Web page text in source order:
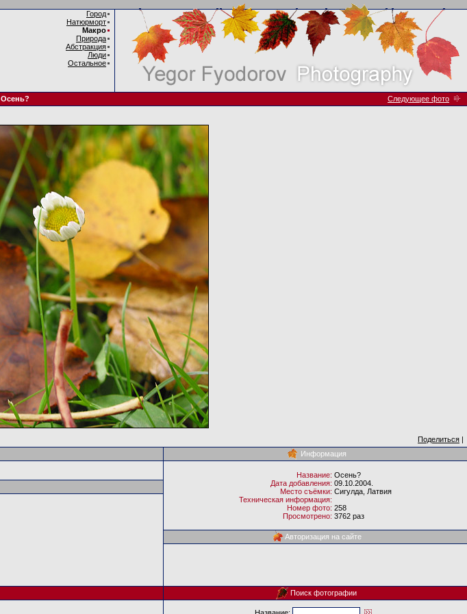
Город
Натюрморт
Макро
Природа
Абстракция
Люди
Остальное
Осень? Следующее фото
Поделиться |
Информация
Название: Осень?
Дата добавления: 09.10.2004.
Место съёмки: Сигулда, Латвия
Техническая информация:
Номер фото: 258
Просмотрено: 3762 раз
Авторизация на сайте
Поиск фотографии